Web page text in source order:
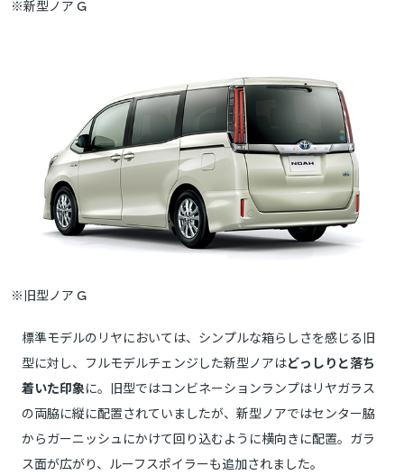
※新型ノア G
※旧型ノア G
標準モデルのリヤにおいては、シンプルな箱らしさを感じる旧
型に対し、フルモデルチェンジした新型ノアはどっしりと落ち
着いた印象に。旧型ではコンビネーションランプはリヤガラス
の両脇に縦に配置されていましたが、新型ノアではセンター脇
からガーニッシュにかけて回り込むように横向きに配置。ガラ
ス面が広がり、ルーフスポイラーも追加されました。